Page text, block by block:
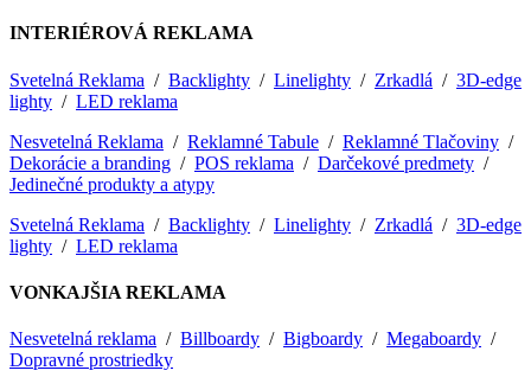
INTERIÉROVÁ REKLAMA
Svetelná Reklama / Backlighty / Linelighty / Zrkadlá / 3D-edge
lighty / LED reklama
Nesvetelná Reklama / Reklamné Tabule / Reklamné Tlačoviny /
Dekorácie a branding / POS reklama / Darčekové predmety /
Jedinečné produkty a atypy
Svetelná Reklama / Backlighty / Linelighty / Zrkadlá / 3D-edge
lighty / LED reklama
VONKAJŠIA REKLAMA
Nesvetelná reklama / Billboardy / Bigboardy / Megaboardy /
Dopravné prostriedky